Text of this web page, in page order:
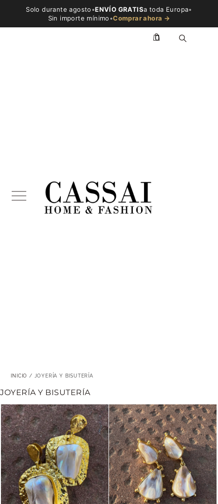
Solo durante agosto•ENVÍO GRATISa toda Europa•
Sin importe mínimo•Comprar ahora →
0
INICIO / JOYERÍA Y BISUTERÍA
JOYERÍA Y BISUTERÍA